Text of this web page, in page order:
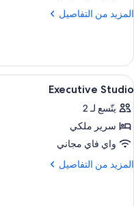
المزيد من التفاصيل
المزيد
إستديو
تنفيذية
استعراض
جميع
صور
Executive
Studio
1
Executive Studio
يتّسع لـ 2
سرير ملكي
واي فاي مجاني
المزيد من التفاصيل
المزيد